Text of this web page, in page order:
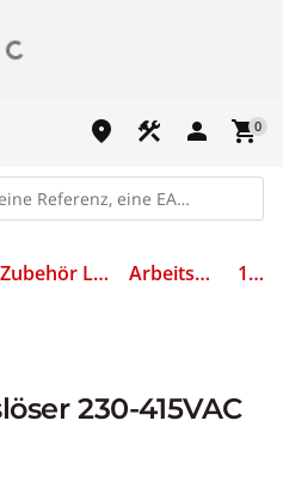
place construction person shopping_cart0
Zubehör Leistungsschalter Arbeitsstromauslöser 19064
230-415VAC